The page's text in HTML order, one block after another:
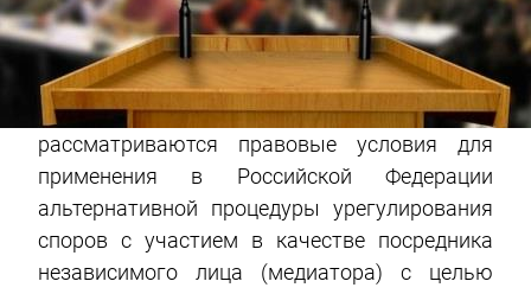
рассматриваются правовые условия для
применения в Российской Федерации
альтернативной процедуры урегулирования
споров с участием в качестве посредника
независимого лица (медиатора) с целью